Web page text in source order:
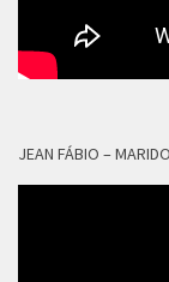
JEAN FÁBIO –